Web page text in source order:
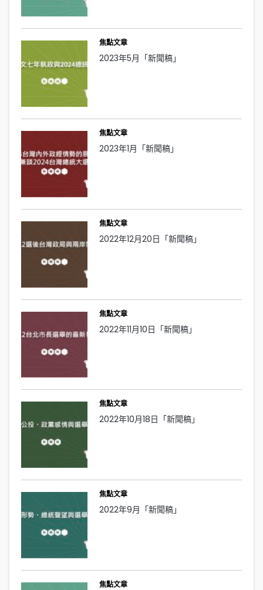
焦點文章
2023年5月「新聞稿」
焦點文章
2023年1月「新聞稿」
焦點文章
2022年12月20日「新聞稿」
焦點文章
2022年11月10日「新聞稿」
焦點文章
2022年10月18日「新聞稿」
焦點文章
2022年9月「新聞稿」
焦點文章